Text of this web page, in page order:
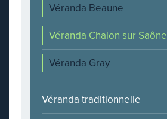
Véranda Beaune
Véranda Chalon sur Saône
Véranda Gray
Véranda traditionnelle